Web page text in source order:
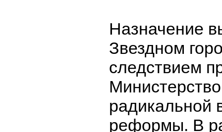
Назначение
Звездном
следствием
радикальной
реформы. В